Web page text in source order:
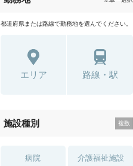
都道府県または路線で勤務地を選んでください。
エリア 路線・駅
施設種別
病院 介護福祉施設